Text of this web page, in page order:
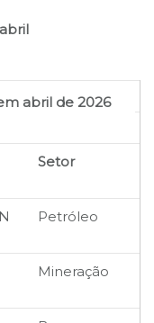
abril de 2026
Setor
Petróleo
Mineração